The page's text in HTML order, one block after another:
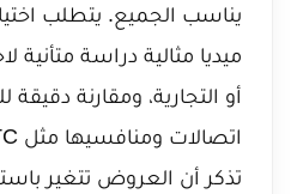
يناسب الجميع. يتطلب
ميديا مثالية دراسة متأنية
أو التجارية، ومقارنة
تذكر أن العروض تتغير